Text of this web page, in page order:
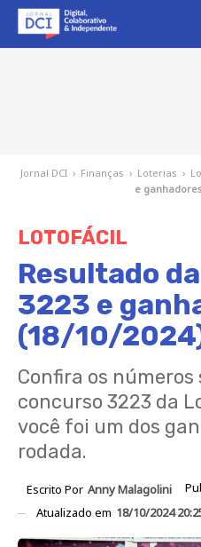
Jornal DCI › Finanças › Loterias ›
e
LOTOFÁCIL
Resultado
3223 e
(18/10/
Confira os
concurso 3223 da
você foi um dos
rodada.
Escrito Por Anny Malagolini
Atualizado em 18/10/2024